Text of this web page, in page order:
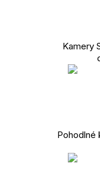
Kamery
Pohodlné